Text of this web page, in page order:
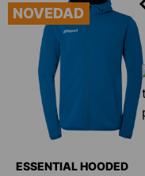
NOVEDAD
ESSENTIAL HOODED